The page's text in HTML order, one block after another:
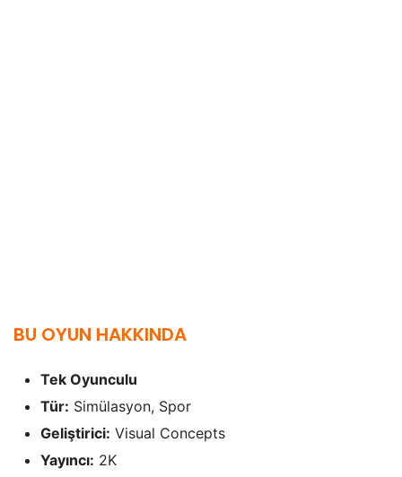
BU OYUN HAKKINDA
Tek Oyunculu
Tür: Simülasyon, Spor
Geliştirici: Visual Concepts
Yayıncı: 2K